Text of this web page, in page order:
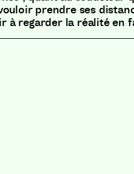
prendre ses
à regarder la réalité en